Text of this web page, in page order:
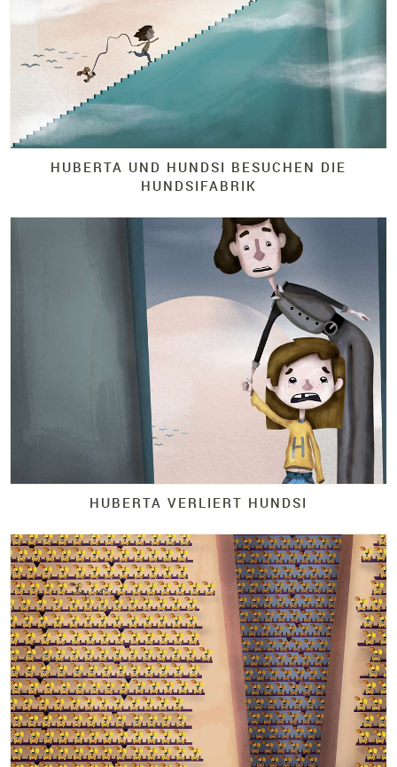
HUBERTA UND HUNDSI BESUCHEN DIE
HUNDSIFABRIK
HUBERTA VERLIERT HUNDSI